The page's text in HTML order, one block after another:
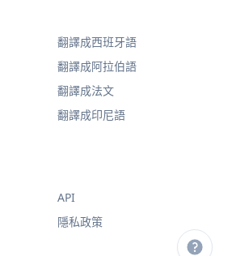
翻譯成西班牙語
翻譯成阿拉伯語
翻譯成法文
翻譯成印尼語
API
隱私政策